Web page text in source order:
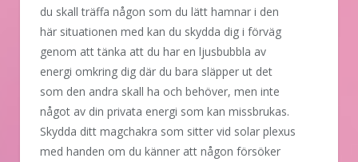
du skall träffa någon som du lätt hamnar i den
här situationen med kan du skydda dig i förväg
genom att tänka att du har en ljusbubbla av
energi omkring dig där du bara släpper ut det
som den andra skall ha och behöver, men inte
något av din privata energi som kan missbrukas.
Skydda ditt magchakra som sitter vid solar plexus
med handen om du känner att någon försöker